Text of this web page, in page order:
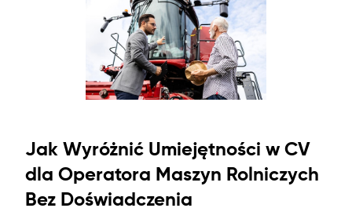
Jak Wyróżnić Umiejętności w CV
dla Operatora Maszyn Rolniczych
Bez Doświadczenia